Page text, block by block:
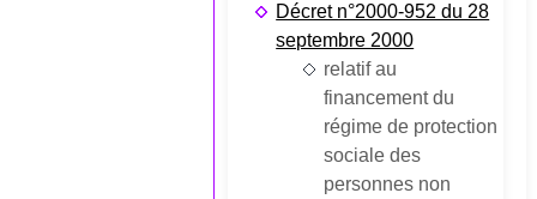
Décret n°2000-952 du 28
septembre 2000
relatif au
financement du
régime de protection
sociale des
personnes non